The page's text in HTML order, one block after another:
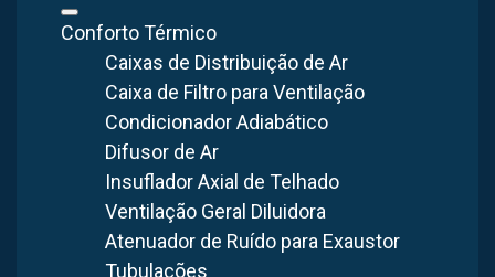
Conforto Térmico
Caixas de Distribuição de Ar
Caixa de Filtro para Ventilação
Condicionador Adiabático
Difusor de Ar
Insuflador Axial de Telhado
Ventilação Geral Diluidora
Atenuador de Ruído para Exaustor
Tubulações
Garanta um sistema de filtragem industrial que remova o
máximo possível todos os poluentes transportados pelo ar,
adquirindo umfiltro de manga em Uberlândia
equipamento de alta eficiência pode fornecer uma solução
eficaz, segura e com excelente custo-benefício para reter o
de controle de poluição do ar.